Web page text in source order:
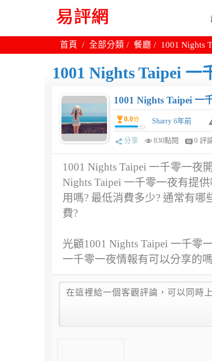
首頁 全部分類 餐廳 1001 Nights
1001 Nights Taipei 一
1001 Nights Taipei 一
0.0分 Sharry 6年前
分享 830點閱 0 評
1001 Nights Taipei 一千零一夜
Nights Taipei 一千零一夜有提
用嗎? 最低消費多少? 通常有哪
費?
光顧1001 Nights Taipei 一千零
一千零一夜情報有可以分享的